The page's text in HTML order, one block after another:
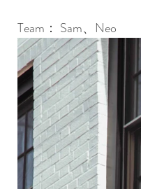
Team： Sam、Neo